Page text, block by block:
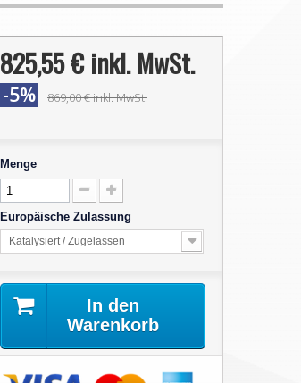
825,55 €inkl. MwSt.
-5% 869,00 €inkl. MwSt.
Menge
Europäische Zulassung
Katalysiert / Zugelassen
In den
Warenkorb